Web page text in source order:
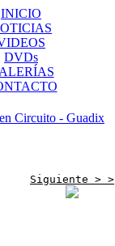
INICIO
DVDs
Circuito - Guadix
Siguiente > >